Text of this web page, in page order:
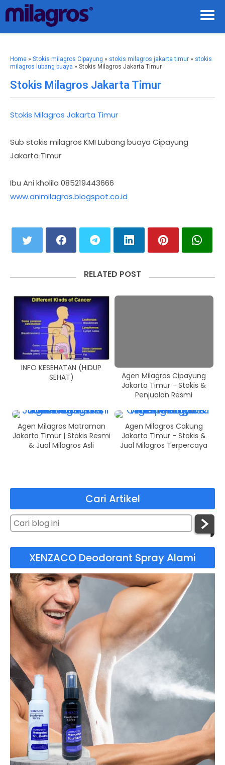
Home » Stokis milagros Cipayung » stokis milagros jakarta timur » stokis
milagros lubang buaya » Stokis Milagros Jakarta Timur
Stokis Milagros Jakarta Timur
Stokis Milagros Jakarta Timur
Sub stokis milagros KMI Lubang buaya Cipayung
Jakarta Timur
Ibu Ani kholila 085219443666
www.animilagros.blogspot.co.id
RELATED POST
INFO KESEHATAN (HIDUP
SEHAT)
Agen Milagros Cipayung
Jakarta Timur - Stokis &
Penjualan Resmi
Agen Milagros Matraman
Jakarta Timur | Stokis Resmi
& Jual Milagros Asli
Agen Milagros Cakung
Jakarta Timur - Stokis &
Jual Milagros Terpercaya
Cari Artikel
XENZACO Deodorant Spray Alami